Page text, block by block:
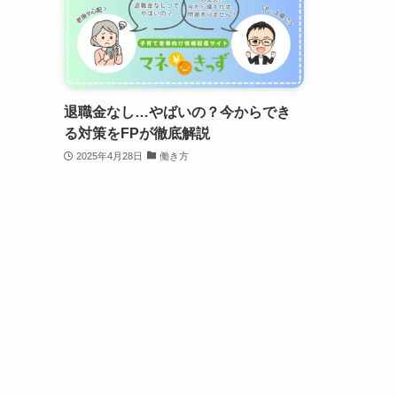
退職金なし…やばいの？今からでき
る対策をFPが徹底解説
2025年4月28日 働き方